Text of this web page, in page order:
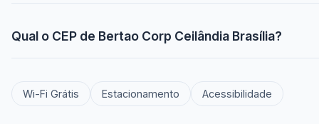
Qual o CEP de Bertao Corp Ceilândia Brasília?
Wi-Fi Grátis Estacionamento Acessibilidade